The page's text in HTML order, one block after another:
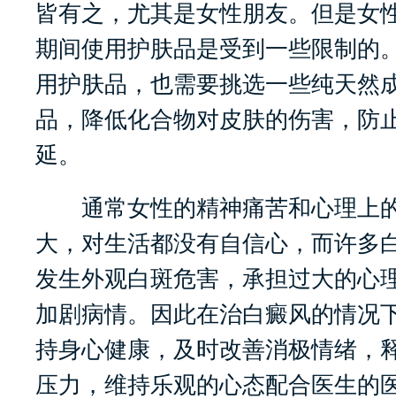
皆有之，尤其是女性朋友。但是女
期间使用护肤品是受到一些限制的
用护肤品，也需要挑选一些纯天然
品，降低化合物对皮肤的伤害，防
延。
通常女性的精神痛苦和心理上
大，对生活都没有自信心，而许多
发生外观白斑危害，承担过大的心
加剧病情。因此在治白癜风的情况
持身心健康，及时改善消极情绪，
压力，维持乐观的心态配合医生的